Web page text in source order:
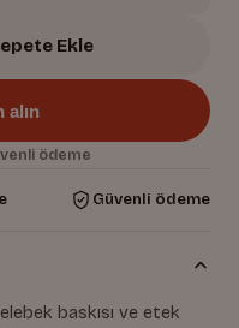
Ekle
alın
ödeme
Güvenli ödeme
baskısı ve etek